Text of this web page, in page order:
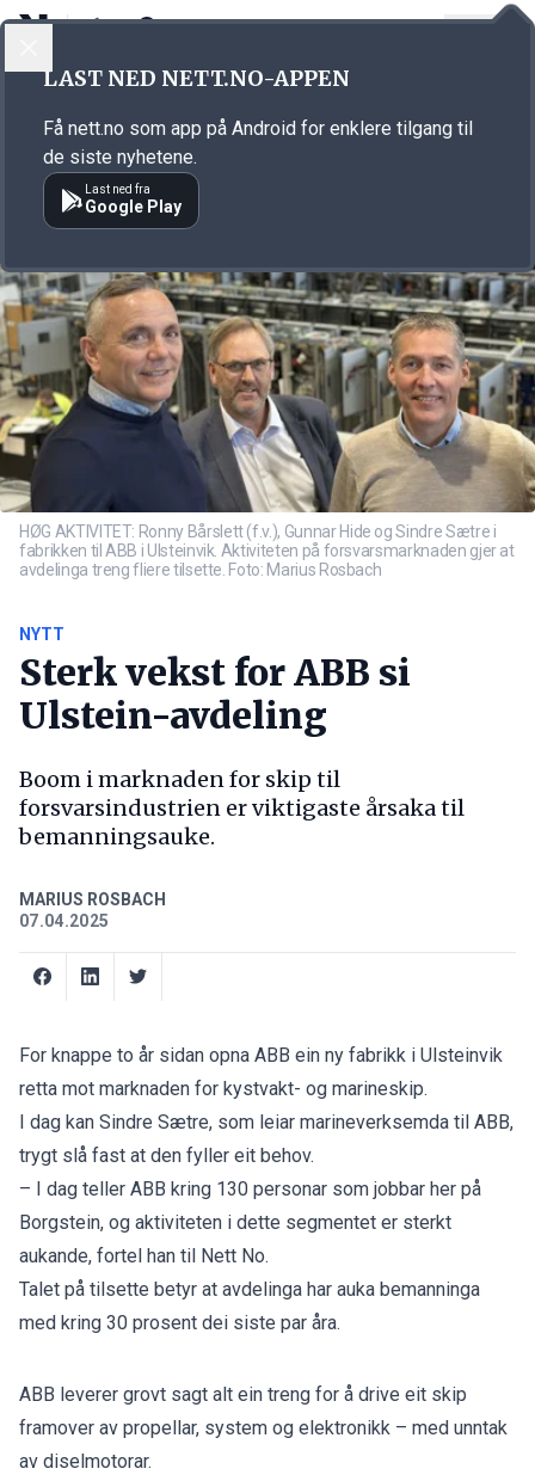
Annonsørinnhold
HØG AKTIVITET: Ronny Bårslett (f.v.), Gunnar Hide og Sindre Sætre i
fabrikken til ABB i Ulsteinvik. Aktiviteten på forsvarsmarknaden gjer at
avdelinga treng fliere tilsette. Foto: Marius Rosbach
NYTT
Sterk vekst for ABB si
Ulstein-avdeling
Boom i marknaden for skip til
forsvarsindustrien er viktigaste årsaka til
bemanningsauke.
MARIUS ROSBACH
07.04.2025
For knappe to år sidan opna ABB ein ny fabrikk i Ulsteinvik
retta mot marknaden for kystvakt- og marineskip.
I dag kan Sindre Sætre, som leiar marineverksemda til ABB,
trygt slå fast at den fyller eit behov.
– I dag teller ABB kring 130 personar som jobbar her på
Borgstein, og aktiviteten i dette segmentet er sterkt
aukande, fortel han til Nett No.
Talet på tilsette betyr at avdelinga har auka bemanninga
med kring 30 prosent dei siste par åra.
ABB leverer grovt sagt alt ein treng for å drive eit skip
framover av propellar, system og elektronikk – med unntak
av diselmotorar.
LAST NED NETT.NO-APPEN
Få nett.no som app på Android for enklere tilgang til
de siste nyhetene.
Last ned fra
Google Play